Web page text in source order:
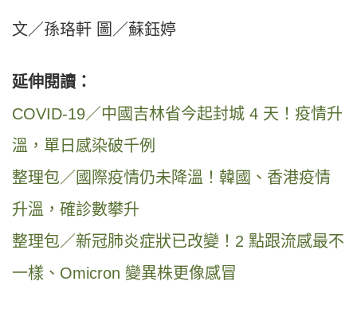
文／孫珞軒 圖／蘇鈺婷
延伸閱讀：
COVID-19／中國吉林省今起封城 4 天！疫情升
溫，單日感染破千例
整理包／國際疫情仍未降溫！韓國、香港疫情
升溫，確診數攀升
整理包／新冠肺炎症狀已改變！2 點跟流感最不
一樣、Omicron 變異株更像感冒